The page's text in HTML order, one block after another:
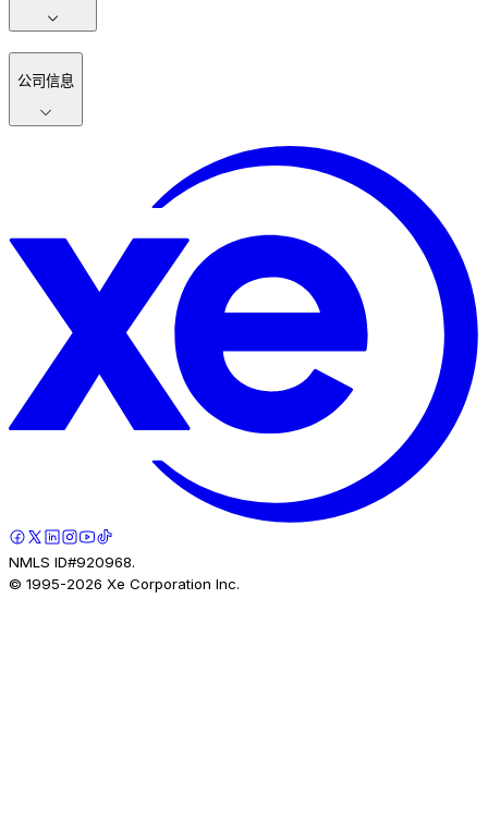
公司信息
NMLS ID#920968.
© 1995-2026 Xe Corporation Inc.